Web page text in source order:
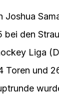
Joshua
bei den
Liga
Toren und